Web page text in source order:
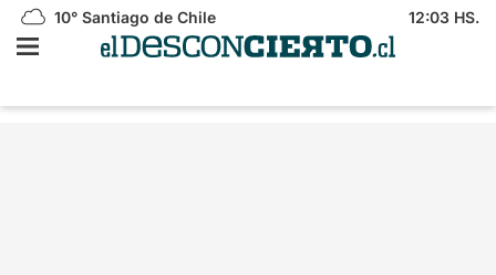
10° Santiago de Chile 12:03 HS.